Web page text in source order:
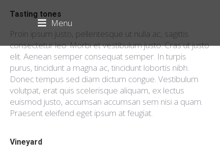
Menu
Tasting tones
Proin ipsum justo, pellentesque ut nulla ac, sagittis
consectetur leo. Morbi et vestibulum justo. Cras ut justo
elit. Aenean semper consequat semper. In turpis
purus, tincidunt a magna ac, tincidunt lobortis nibh.
Donec tempus sed diam dictum congue. Vestibulum
volutpat, erat quis scelerisque aliquam, ex lectus
euismod justo, accumsan accumsan sem nisi a quam.
Praesent eleifend eget ipsum at feugiat.
Vineyard